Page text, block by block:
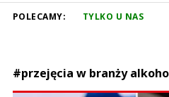
POLECAMY: TYLKO U NAS
#przejęcia w branży